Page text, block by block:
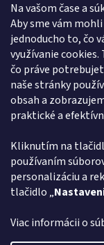
Na vašom čase a
Aby sme vám
jednoducho to, čo
využívanie
čo práve
naše stránky
obsah a
praktické a
Kliknutím na
používaním
personalizáciu a
tlačidlo „
Viac informácii o
Kontakt
obchod@
0911 931 019
0911 931 019
Facebook
Prijímame